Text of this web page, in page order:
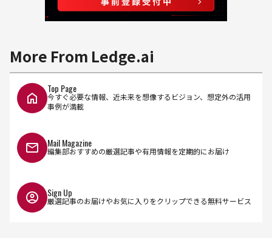
More From Ledge.ai
Top Page
今すぐ必要な情報、近未来を想像するビジョン、想定外の活用
事例が満載
Mail Magazine
編集部おすすめの厳選記事や有用情報を定期的にお届け
Sign Up
厳選記事のお届けやお気に入りをクリップできる無料サービス